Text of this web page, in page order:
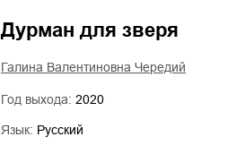
Дурман для зверя
Галина Валентиновна Чередий
Год выхода: 2020
Язык: Русский